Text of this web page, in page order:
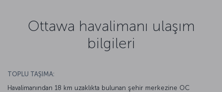
Ottawa havalimanı ulaşım
bilgileri
TOPLU TAŞIMA:
Havalimanından 18 km uzaklıkta bulunan şehir merkezine OC